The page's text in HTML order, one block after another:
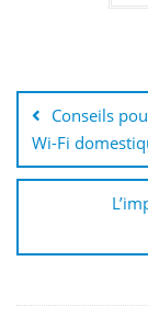
de
l’article
Conseils
Wi-Fi